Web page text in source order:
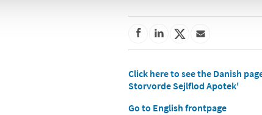
Click here to see the Danish
Storvorde Sejlflod Apotek'
Go to English frontpage